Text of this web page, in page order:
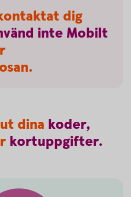
dig
inte Mobilt
dina koder,
kortuppgifter.